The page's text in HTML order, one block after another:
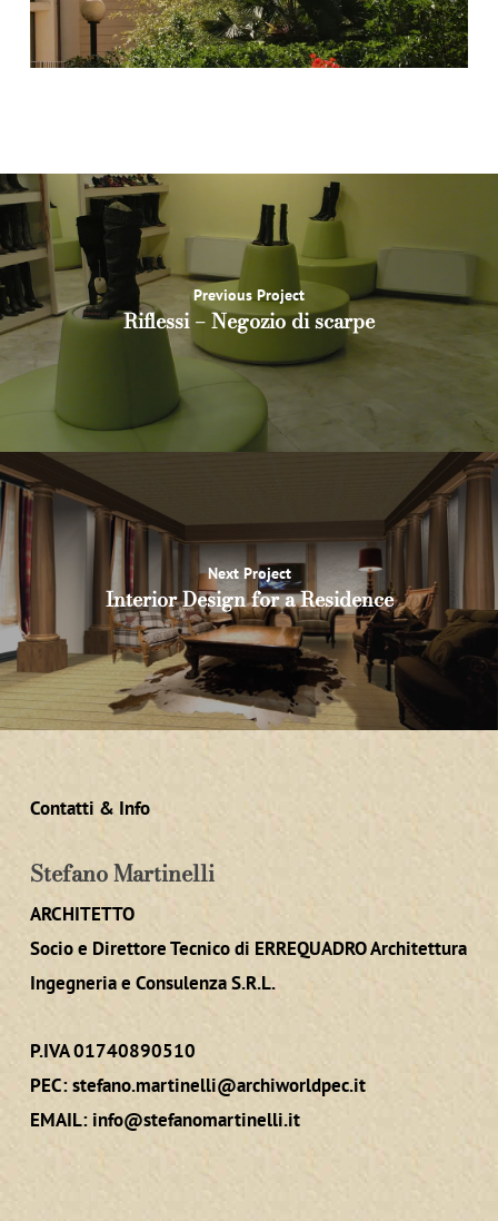
2
of
12
Previous Project
Riflessi – Negozio di scarpe
Next Project
Interior Design for a Residence
Contatti & Info
Stefano Martinelli
ARCHITETTO
Socio e Direttore Tecnico di ERREQUADRO Architettura
Ingegneria e Consulenza S.R.L.
P.IVA 01740890510
PEC:stefano.martinelli@archiworldpec.it
EMAIL: info@stefanomartinelli.it